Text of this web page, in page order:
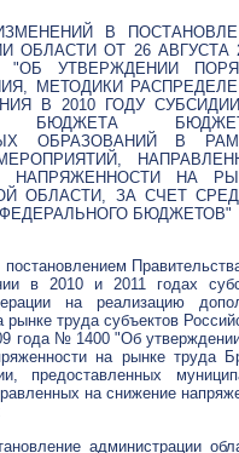
В
ОБЛАСТИ ОТ 26 АВГУСТА
УТВЕРЖДЕНИИ
МЕТОДИКИ
В 2010 ГОДУ
БЮДЖЕТА
ОБРАЗОВАНИЙ В
НАПРЯЖЕННОСТИ НА
ОБЛАСТИ, ЗА СЧЕТ
БЮДЖЕТОВ"
постановлением
в 2010 и 2011 годах
на реализацию
рынке труда субъектов
года № 1400 "Об
на рынке труда
предоставленных
на снижение
администрации